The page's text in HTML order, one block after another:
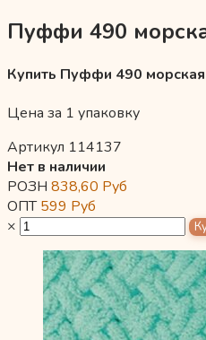
Пуффи 490
Купить Пуффи 490 морская
Цена за 1 упаковку
Артикул 114137
Нет в наличии
РОЗН 838,60 Руб
ОПТ599 Руб
×